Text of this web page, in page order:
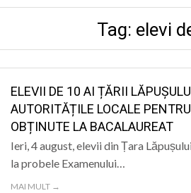
SANATATE
SPORT
SPECIAL
Tag: elevi
ELEVII DE 10 AI ȚĂRII
AUTORITĂȚILE LOCALE
OBȚINUTE LA BACALAUREAT
Ieri, 4 august, elevii din Țara
la probele Examenului…
MAI MULT →